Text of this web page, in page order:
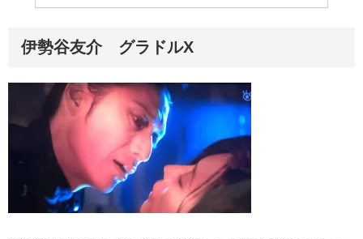
伊勢谷友介 グラドルX